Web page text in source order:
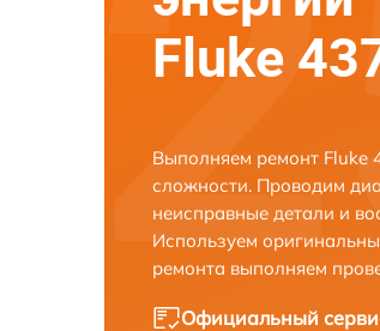
Fluke
Выполняем ремонт Fluke
сложности. Проводим
неисправные детали и
Используем
ремонта выполняем
Официальный